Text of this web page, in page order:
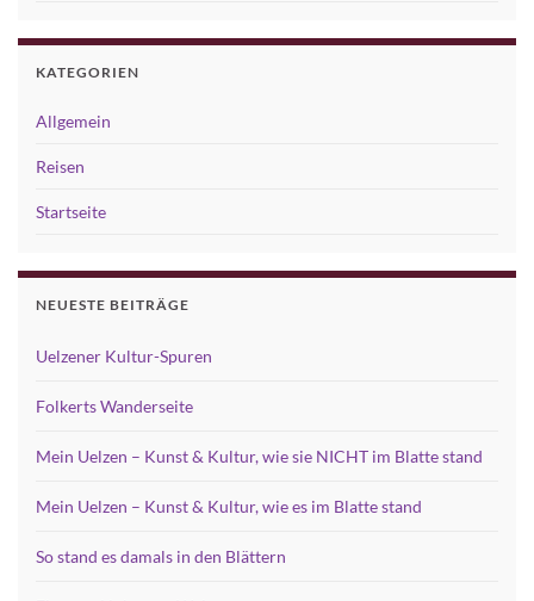
KATEGORIEN
Allgemein
Reisen
Startseite
NEUESTE BEITRÄGE
Uelzener Kultur-Spuren
Folkerts Wanderseite
Mein Uelzen – Kunst & Kultur, wie sie NICHT im Blatte stand
Mein Uelzen – Kunst & Kultur, wie es im Blatte stand
So stand es damals in den Blättern